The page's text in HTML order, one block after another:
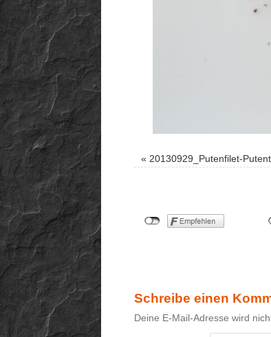
« 20130929_Putenfilet-
Schreibe einen
Deine E-Mail-Adresse wird